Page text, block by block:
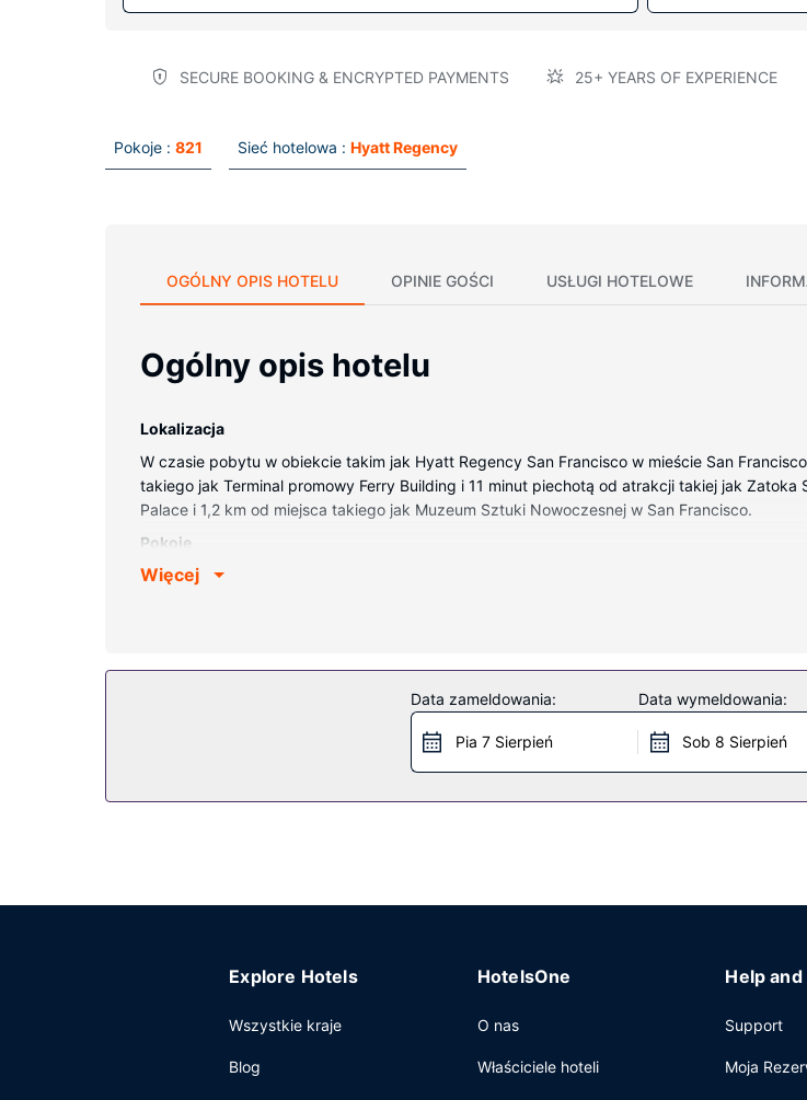
SECURE BOOKING & ENCRYPTED PAYMENTS 25+ YEARS OF EXPERIENCE
Pokoje : 821 Sieć hotelowa : Hyatt Regency
OGÓLNY OPIS HOTELU OPINIE GOŚCI USŁUGI HOTELOWE
Ogólny opis hotelu
Lokalizacja
W czasie pobytu w obiekcie takim jak Hyatt Regency San Francisco w mieście San
takiego jak Terminal promowy Ferry Building i 11 minut piechotą od atrakcji takiej jak
Palace i 1,2 km od miejsca takiego jak Muzeum Sztuki Nowoczesnej w San Francisco.
Pokoje
Poczuj się jak w domu w 821 pokojach, których wyposażenie to lodówka i Telewizory Smart
Dostępne udogodnienia rekreacyjne to całodobowe centrum fitness i rowery do
bezprzewodowy dostęp do internetu, obsługa portierska i sklepy z pamiątkami i
Do dyspozycji gości: restauracja i kawiarnia. W obiekcie takim jak hotel do Twojej
się po całym dniu w barze/salonie klubowym. Śniadania w formie bufetu są podawane w
Więcej
Data zameldowania:
Pia 7 Sierpień
Data wymeldowania:
Sob 8 Sierpień
Explore Hotels
Wszystkie kraje
Blog
HotelsOne
O nas
Właściciele hoteli
Help
Support
Moja